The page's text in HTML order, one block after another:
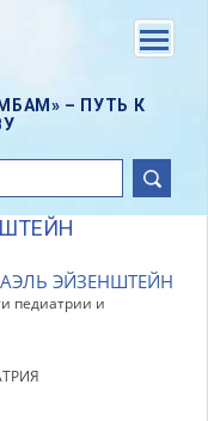
– ПУТЬ К
ЭЙЗЕНШТЕЙН
педиатрии и